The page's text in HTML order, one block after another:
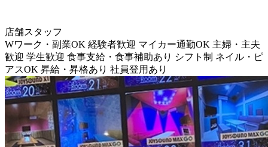
店舗スタッフ
Wワーク・副業OK 経験者歓迎 マイカー通勤OK 主婦・主夫
歓迎 学生歓迎 食事支給・食事補助あり シフト制 ネイル・ピ
アスOK 昇給・昇格あり 社員登用あり